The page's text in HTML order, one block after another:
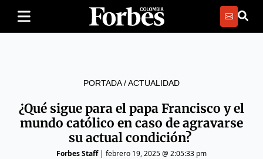
PORTADA/ACTUALIDAD
¿Qué sigue para el papa Francisco y el
mundo católico en caso de agravarse
su actual condición?
Forbes Staff| febrero 19, 2025 @ 2:05:33 pm